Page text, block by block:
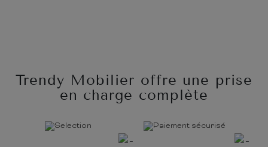
Trendy Mobilier offre une prise
en charge complète